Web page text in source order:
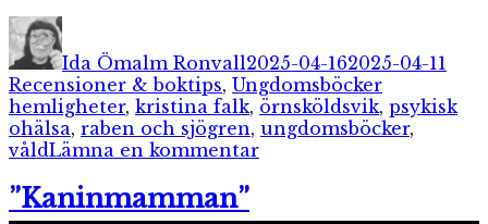
Författare
Ida Ömalm Ronvall2025-04-162025-04-11
Recensioner & boktips, UngdomsböckerEtiketter
hemligheter, kristina falk, örnsköldsvik, psykisk
ohälsa, raben och sjögren, ungdomsböcker,
våldLämna en kommentartill
”Kaninmamman”